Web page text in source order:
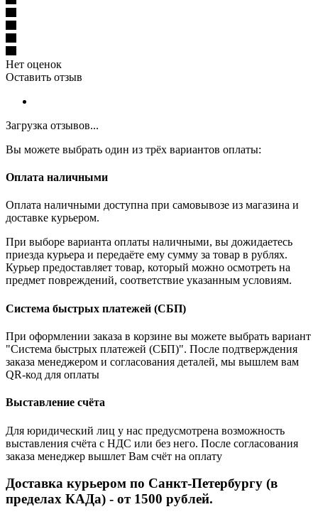
Нет оценок
Оставить отзыв
Загрузка отзывов...
Вы можете выбрать один из трёх вариантов оплаты:
Оплата наличными
Оплата наличными доступна при самовывозе из магазина и
доставке курьером.
При выборе варианта оплаты наличными, вы дожидаетесь
приезда курьера и передаёте ему сумму за товар в рублях.
Курьер предоставляет товар, который можно осмотреть на
предмет повреждений, соответствие указанным условиям.
Система быстрых платежей (СБП)
При оформлении заказа в корзине вы можете выбрать вариант
"Система быстрых платежей (СБП)". После подтверждения
заказа менеджером и согласования деталей, мы вышлем вам
QR-код для оплаты
Выставление счёта
Для юридический лиц у нас предусмотрена возможность
выставления счёта с НДС или без него. После согласования
заказа менеджер вышлет Вам счёт на оплату
Доставка курьером по Санкт-Петербургу (в
пределах КАДа) - от 1500 рублей.